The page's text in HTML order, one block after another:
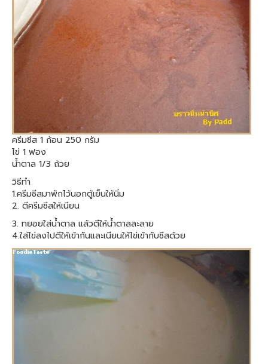
ครีมชีส 1 ก้อน 250 กรัม
ไข่ 1 ฟอง
น้ำตาล 1/3 ถ้วย
วิธีทำ
1.ครีมชีสมาพักไว้นอกตู้เย็นให้นิ่ม
2. ตีครีมชีสให้เนียน
3. ทยอยใส่น้ำตาล แล้วตีให้น้ำตาลละลาย
4.ใส่ไข่ลงไปตีให้เข้ากันและเนียนให้ไข่เข้ากับชีสด้วย